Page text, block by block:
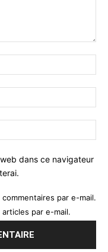
dans ce navigateur
par e-mail.
par e-mail.